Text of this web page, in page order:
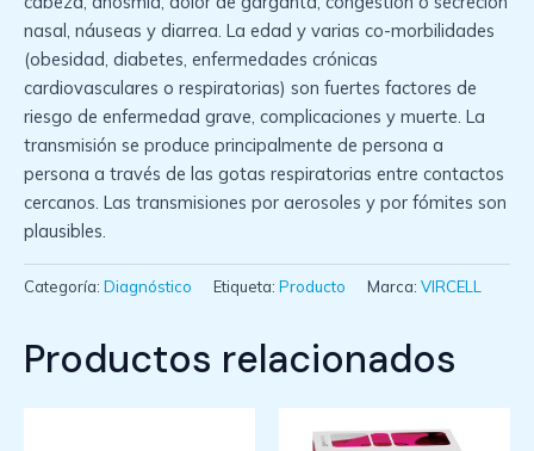
nasal, náuseas y diarrea. La edad y varias co-morbilidades
(obesidad, diabetes, enfermedades crónicas
cardiovasculares o respiratorias) son fuertes factores de
riesgo de enfermedad grave, complicaciones y muerte. La
transmisión se produce principalmente de persona a
persona a través de las gotas respiratorias entre contactos
cercanos. Las transmisiones por aerosoles y por fómites son
plausibles.
Categoría: Diagnóstico Etiqueta: Producto Marca: VIRCELL
Productos relacionados